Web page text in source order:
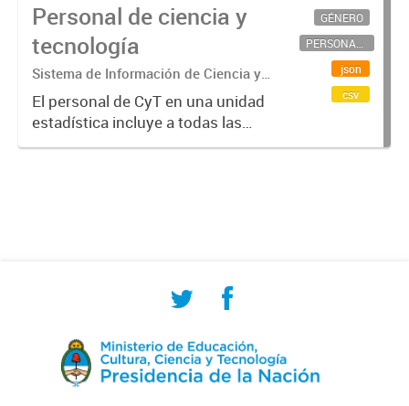
Personal de ciencia y
tecnología
Sistema de Información de Ciencia y
Tecnología Argentino (SICYTAR)
El personal de CyT en una unidad
estadística incluye a todas las
personas involucradas
GÉNERO
PERSONAL CIENTÍFICO-TECNOLÓGICO
json
csv